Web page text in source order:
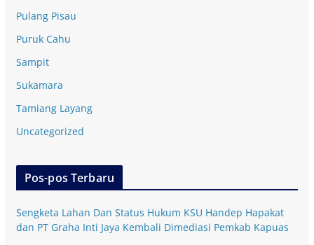
Pulang Pisau
Puruk Cahu
Sampit
Sukamara
Tamiang Layang
Uncategorized
Pos-pos Terbaru
Sengketa Lahan Dan Status Hukum KSU Handep Hapakat
dan PT Graha Inti Jaya Kembali Dimediasi Pemkab Kapuas